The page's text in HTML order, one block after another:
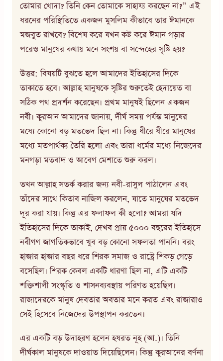
তোমার খোদা? তিনি কেন তোমাকে সাহায্য করছেন না?” এই
ধরনের পরিস্থিতিতে একজন মুসলিম কীভাবে তার ঈমানকে
মজবুত রাখবে? বিশেষ করে যখন কষ্ট করে ঈমান গড়ার
পরেও মানুষের কথায় মনে সংশয় বা সন্দেহের সৃষ্টি হয়?
উত্তর: বিষয়টি বুঝতে হলে আমাদের ইতিহাসের দিকে
তাকাতে হবে। আল্লাহ মানুষকে সৃষ্টির শুরুতেই হেদায়েত বা
সঠিক পথ প্রদর্শন করেছেন। প্রথম মানুষই ছিলেন একজন
নবী। কুরআন আমাদের জানায়, দীর্ঘ সময় পর্যন্ত মানুষের
মধ্যে কোনো বড় মতভেদ ছিল না। কিন্তু ধীরে ধীরে মানুষের
মধ্যে মতপার্থক্য তৈরি হলো এবং তারা ধর্মের মধ্যে নিজেদের
মনগড়া মতবাদ ও আবেগ মেশাতে শুরু করল।
তখন আল্লাহ সতর্ক করার জন্য নবী-রাসুল পাঠালেন এবং
তাঁদের সাথে কিতাব নাজিল করলেন, যাতে মানুষের মতভেদ
দূর করা যায়। কিন্তু এর ফলাফল কী হলো? আমরা যদি
ইতিহাসের দিকে তাকাই, দেখব প্রায় ৫০০০ বছরের ইতিহাসে
নবীগণ জাগতিকভাবে খুব বড় কোনো সফলতা পাননি। বরং
হাজার হাজার বছর ধরে শিরক সমাজ ও রাষ্ট্রে শিকড় গেড়ে
বসেছিল। শিরক কেবল একটি ধারণা ছিল না, এটি একটি
শক্তিশালী সংস্কৃতি ও শাসনব্যবস্থায় পরিণত হয়েছিল।
রাজাদেরকে মানুষ দেবতার অবতার মনে করত এবং রাজারাও
সেই হিসেবে নিজেদের উপস্থাপন করতেন।
এর একটি বড় উদাহরণ হলেন হযরত নূহ (আ.)। তিনি
দীর্ঘকাল মানুষকে দাওয়াত দিয়েছিলেন। কিন্তু কুরআনের বর্ণনা